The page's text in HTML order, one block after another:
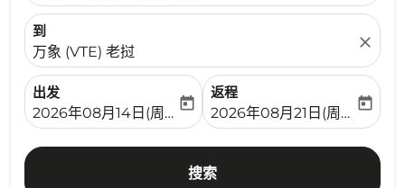
到
万象 (VTE) 老挝
close
出发
fc-booking-departure-date-aria-label
2026年08月14日(周五)
today
返程
fc-booking-return-date-
2026年08月21日(周五)
today
搜索